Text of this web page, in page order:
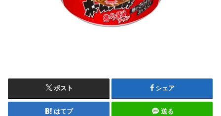
ポスト シェア
はてブ 送る